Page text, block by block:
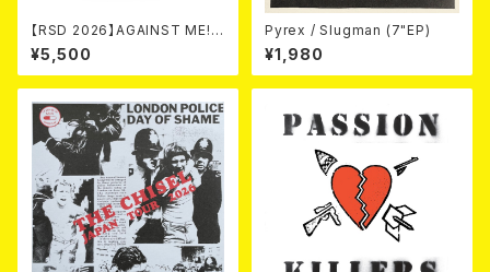
【RSD 2026】AGAINST ME! /
NEW WAVE B-SIDES [RSD V
INYL EP][Coloured Vinyl](1
2")
¥5,500
Pyrex / Slugman (7"EP)
¥1,980